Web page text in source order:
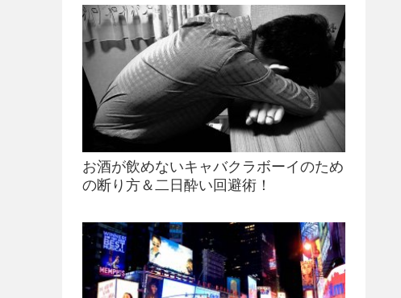
お酒が飲めないキャバクラボーイのため
の断り方＆二日酔い回避術！